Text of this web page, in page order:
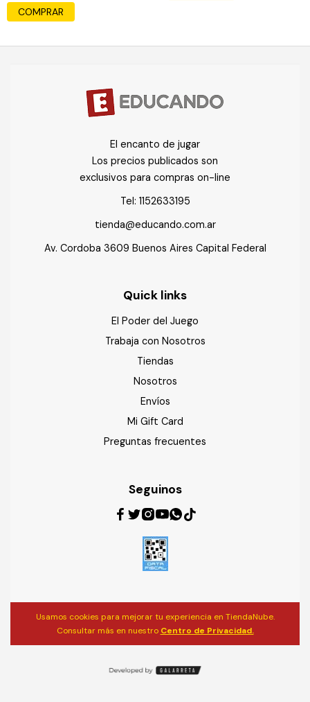
COMPRAR
El encanto de jugar
Los precios publicados son
exclusivos para compras on-line
Tel: 1152633195
tienda@educando.com.ar
Av. Cordoba 3609 Buenos Aires Capital Federal
Quick links
El Poder del Juego
Trabaja con Nosotros
Tiendas
Nosotros
Envíos
Mi Gift Card
Preguntas frecuentes
Seguinos
Usamos cookies para mejorar tu experiencia en TiendaNube.
Consultar más en nuestro Centro de Privacidad.